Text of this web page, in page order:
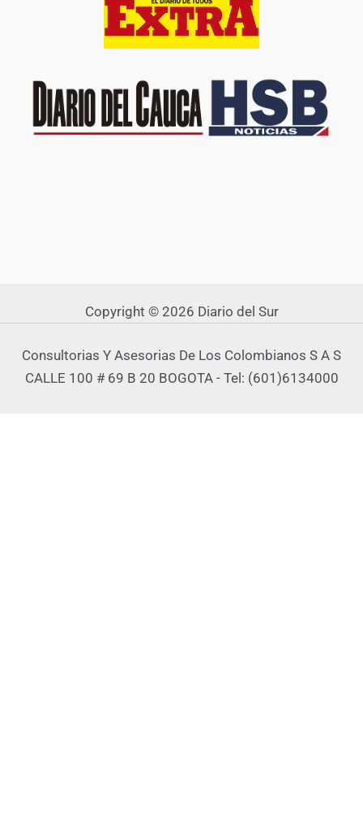
Copyright © 2026 Diario del Sur
Consultorias Y Asesorias De Los Colombianos S A S
CALLE 100 # 69 B 20 BOGOTA - Tel: (601)6134000